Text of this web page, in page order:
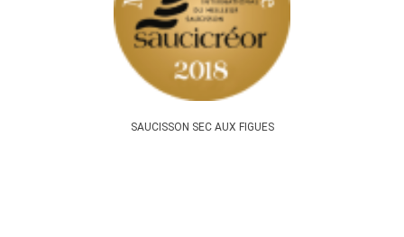
SAUCISSON SEC AUX FIGUES